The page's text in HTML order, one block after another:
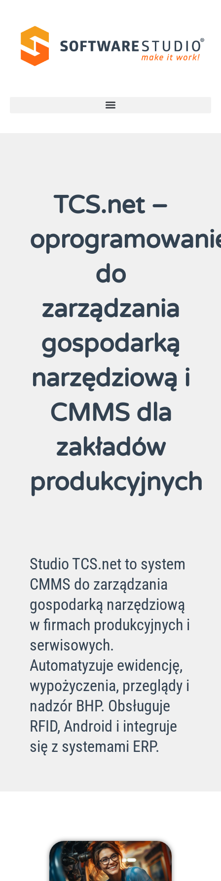
TCS.net –
do
zarządzania
gospodarką
narzędziową i
CMMS dla
zakładów
produkcyjnych
Studio TCS.net to system
CMMS do zarządzania
gospodarką narzędziową
w firmach produkcyjnych i
serwisowych.
Automatyzuje ewidencję,
wypożyczenia, przeglądy i
nadzór BHP. Obsługuje
RFID, Android i integruje
się z systemami ERP.